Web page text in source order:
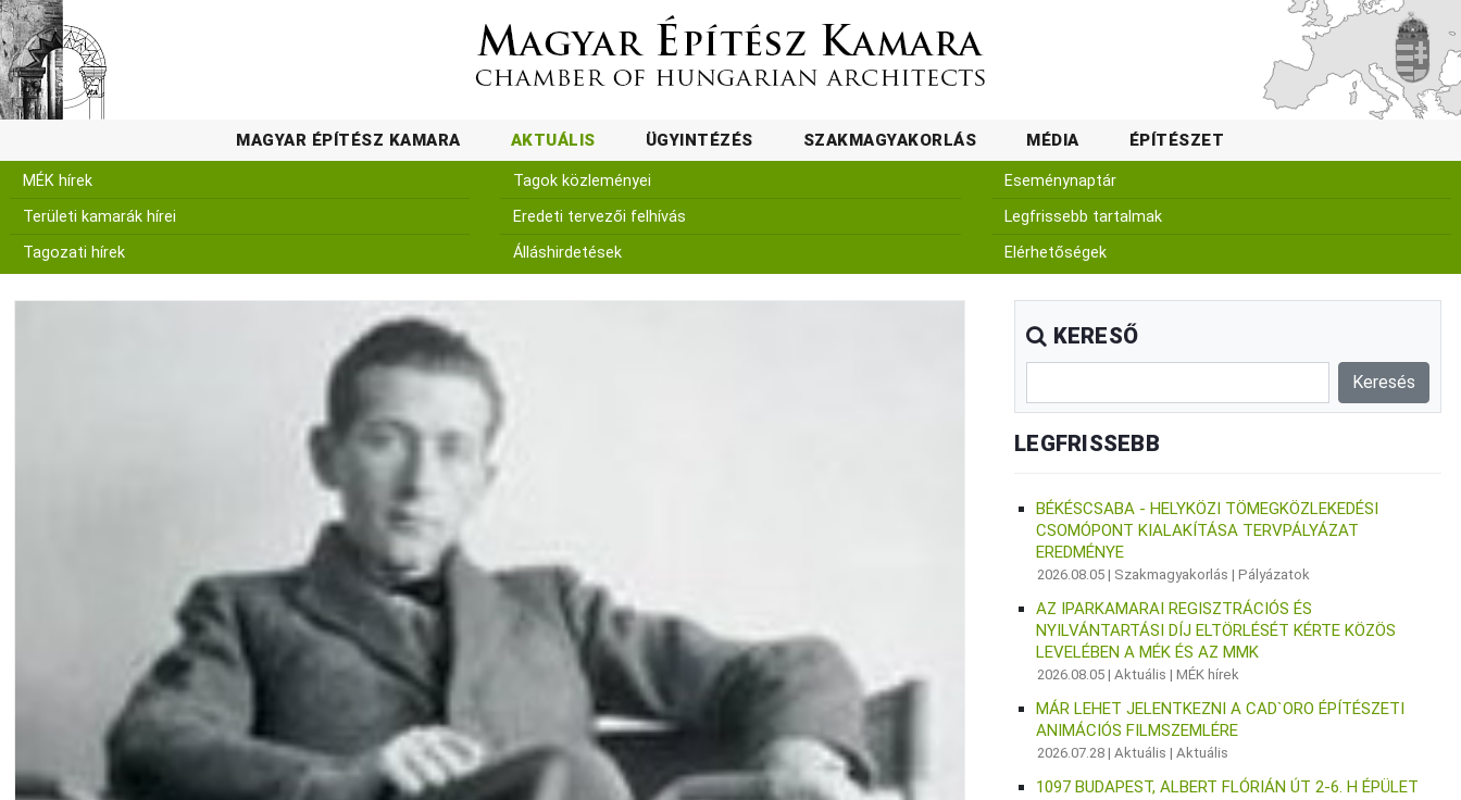
MAGYAR ÉPÍTÉSZ KAMARA AKTUÁLIS ÜGYINTÉZÉS SZAKMAGYAKORLÁS MÉDIA ÉPÍTÉSZET
MÉK hírek
Területi kamarák hírei
Tagozati hírek
Tagok közleményei
Eredeti tervezői felhívás
Álláshirdetések
Eseménynaptár
Legfrissebb tartalmak
Elérhetőségek
KERESŐ
LEGFRISSEBB
BÉKÉSCSABA - HELYKÖZI TÖMEGKÖZLEKEDÉSI
CSOMÓPONT KIALAKÍTÁSA TERVPÁLYÁZAT
EREDMÉNYE
2026.08.05 | Szakmagyakorlás |Pályázatok
AZ IPARKAMARAI REGISZTRÁCIÓS ÉS
NYILVÁNTARTÁSI DÍJ ELTÖRLÉSÉT KÉRTE KÖZÖS
LEVELÉBEN A MÉK ÉS AZ MMK
2026.08.05 |Aktuális |MÉK hírek
MÁR LEHET JELENTKEZNI A CAD`ORO ÉPÍTÉSZETI
ANIMÁCIÓS FILMSZEMLÉRE
2026.07.28 |Aktuális |Aktuális
1097 BUDAPEST, ALBERT FLÓRIÁN ÚT 2-6. H ÉPÜLET